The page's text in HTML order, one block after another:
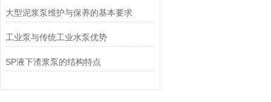
大型泥浆泵维护与保养的基本要求
工业泵与传统工业水泵优势
SP液下渣浆泵的结构特点